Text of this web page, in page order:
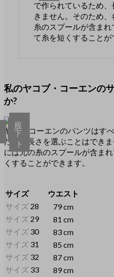
で作られているため
きません。そのため
糸のスプールが含ま
て糸を短くすることが
私のヤコブ・コーエンの
か?
ウ
エ
ス
ト
股
下
ヤコブ コーエンのパンツはす
ため、長さを選ぶことはでき
には元の糸のスプールが含ま
くすることができます。
サイズ
ウエスト
サイズ 28
79 cm
サイズ 29
81 cm
サイズ 30
83 cm
サイズ 31
85 cm
サイズ 32
87 cm
サイズ 33 89 cm